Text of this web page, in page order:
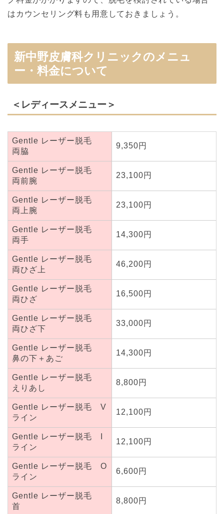
はカウンセリング料も用意しておきましょう。
新中野皮膚科クリニックのメニュ
ー・料金について
＜レディースメニュー＞
Gentle レーザー脱毛
両脇
9,350円
Gentle レーザー脱毛
両前腕
23,100円
Gentle レーザー脱毛
両上腕
23,100円
Gentle レーザー脱毛
両手
14,300円
Gentle レーザー脱毛
両ひざ上
46,200円
Gentle レーザー脱毛
両ひざ
16,500円
Gentle レーザー脱毛
両ひざ下
33,000円
Gentle レーザー脱毛
鼻の下＋あご
14,300円
Gentle レーザー脱毛
えりあし
8,800円
Gentle レーザー脱毛 V
ライン
12,100円
Gentle レーザー脱毛 I
ライン
12,100円
Gentle レーザー脱毛 O
ライン
6,600円
Gentle レーザー脱毛
首
8,800円